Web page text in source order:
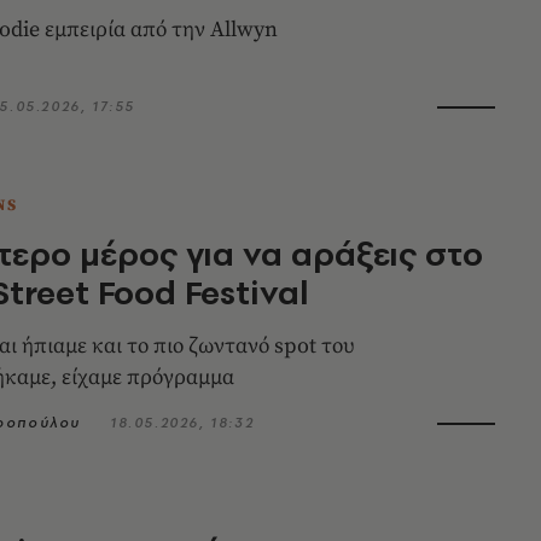
εμπειρία από την Allwyn
17:55
μέρος για να αράξεις στο
Food Festival
ήπιαμε και το πιο ζωντανό spot του
είχαμε πρόγραμμα
18.05.2026, 18:32